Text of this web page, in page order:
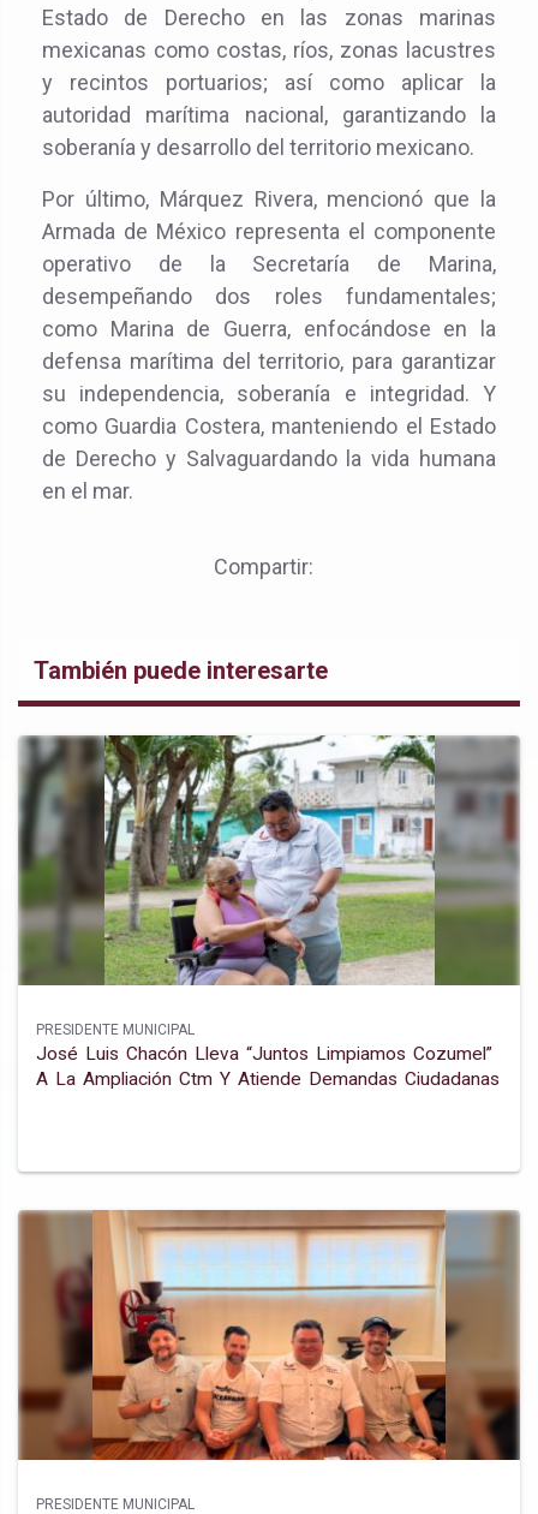
Estado de Derecho en las zonas marinas
mexicanas como costas, ríos, zonas lacustres
y recintos portuarios; así como aplicar la
autoridad marítima nacional, garantizando la
soberanía y desarrollo del territorio mexicano.
Por último, Márquez Rivera, mencionó que la
Armada de México representa el componente
operativo de la Secretaría de Marina,
desempeñando dos roles fundamentales;
como Marina de Guerra, enfocándose en la
defensa marítima del territorio, para garantizar
su independencia, soberanía e integridad. Y
como Guardia Costera, manteniendo el Estado
de Derecho y Salvaguardando la vida humana
en el mar.
Compartir:
También puede interesarte
PRESIDENTE MUNICIPAL
José Luis Chacón Lleva “juntos Limpiamos Cozumel”
A La Ampliación Ctm Y Atiende Demandas Ciudadanas
PRESIDENTE MUNICIPAL